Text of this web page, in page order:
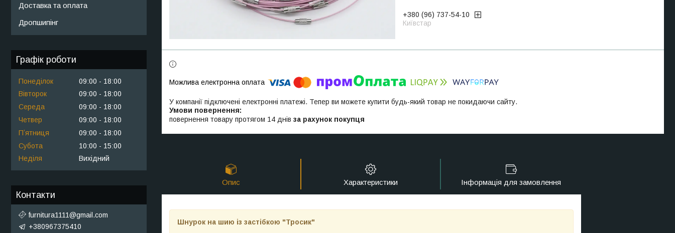
+380 (96) 737-54-10
Київстар
У компанії підключені електронні платежі. Тепер ви можете купити будь-який товар не покидаючи сайту.
повернення товару протягом 14 днів за рахунок покупця
Опис Характеристики Інформація для замовлення
Шнурок на шию із застібкою "Тросик"
Доставка та оплата
Дропшипінг
Графік роботи
Понеділок 09:00
18:00
Вівторок
09:00
18:00
Середа
09:00
18:00
Четвер
09:00
18:00
Пʼятниця
09:00
18:00
Субота
10:00
15:00
Неділя
Вихідний
Контакти
furnitura1111@gmail.com
+380967375410